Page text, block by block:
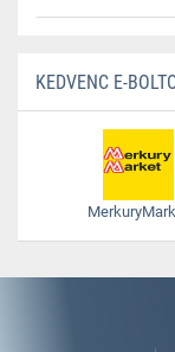
KEDVENC E-